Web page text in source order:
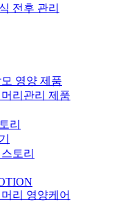
전후 관리
영양 제품
리관리 제품
리
토리
리 영양케어